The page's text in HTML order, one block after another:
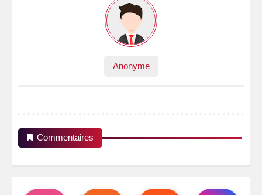
Anonyme
Commentaires